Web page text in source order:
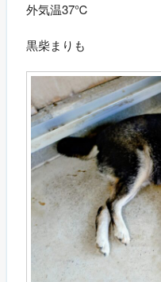
外気温37℃
黒柴まりも